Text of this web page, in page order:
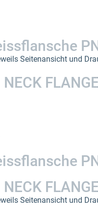
Seitenansicht und
NECK
NECK
Seitenansicht und